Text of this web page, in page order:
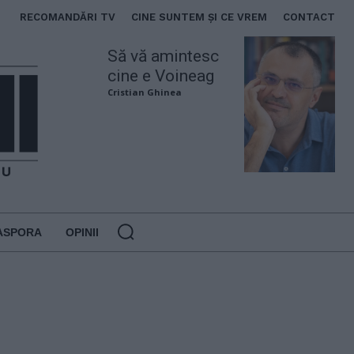
RECOMANDĂRI TV CINE SUNTEM ȘI CE VREM CONTACT
Să vă amintesc
cine e Voineag
Cristian Ghinea
OPINII